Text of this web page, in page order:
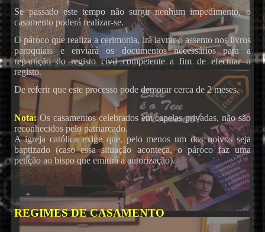
Se passado este tempo não surgir nenhum impedimento, o
casamento poderá realizar-se.
O pároco que realiza a cerimonia, irá lavrar o assento nos livros
paroquiais e enviará os documentos necessários para a
repartição do registo civil competente a fim de efectuar o
registo.
De referir que este processo pode demorar cerca de 2 meses.
Nota:Os casamentos celebrados em capelas privadas, não são
reconhecidos pelo patriarcado.
A igreja católica exige que, pelo menos um dos noivos seja
baptizado (caso essa situação aconteça, o pároco faz uma
petição ao bispo que emitirá a autorização).
REGIMES DE CASAMENTO